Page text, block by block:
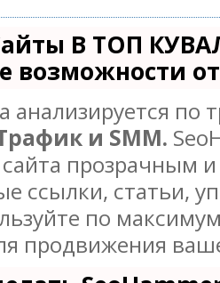
В ТОП
возможности
анализируется по
и SMM.
прозрачным
ссылки, статьи,
по
продвижения